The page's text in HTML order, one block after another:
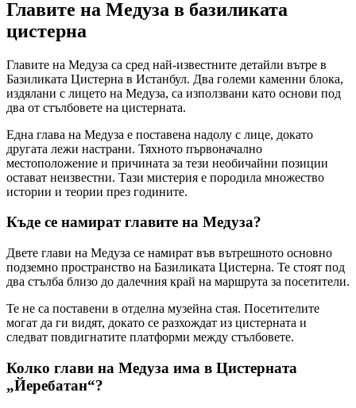
Главите на Медуза в базиликата
цистерна
Главите на Медуза са сред най-известните детайли вътре в
Базиликата Цистерна в Истанбул. Два големи каменни блока,
издялани с лицето на Медуза, са използвани като основи под
два от стълбовете на цистерната.
Една глава на Медуза е поставена надолу с лице, докато
другата лежи настрани. Тяхното първоначално
местоположение и причината за тези необичайни позиции
остават неизвестни. Тази мистерия е породила множество
истории и теории през годините.
Къде се намират главите на Медуза?
Двете глави на Медуза се намират във вътрешното основно
подземно пространство на Базиликата Цистерна. Те стоят под
два стълба близо до далечния край на маршрута за посетители.
Те не са поставени в отделна музейна стая. Посетителите
могат да ги видят, докато се разхождат из цистерната и
следват повдигнатите платформи между стълбовете.
Колко глави на Медуза има в Цистерната
„Йеребатан“?